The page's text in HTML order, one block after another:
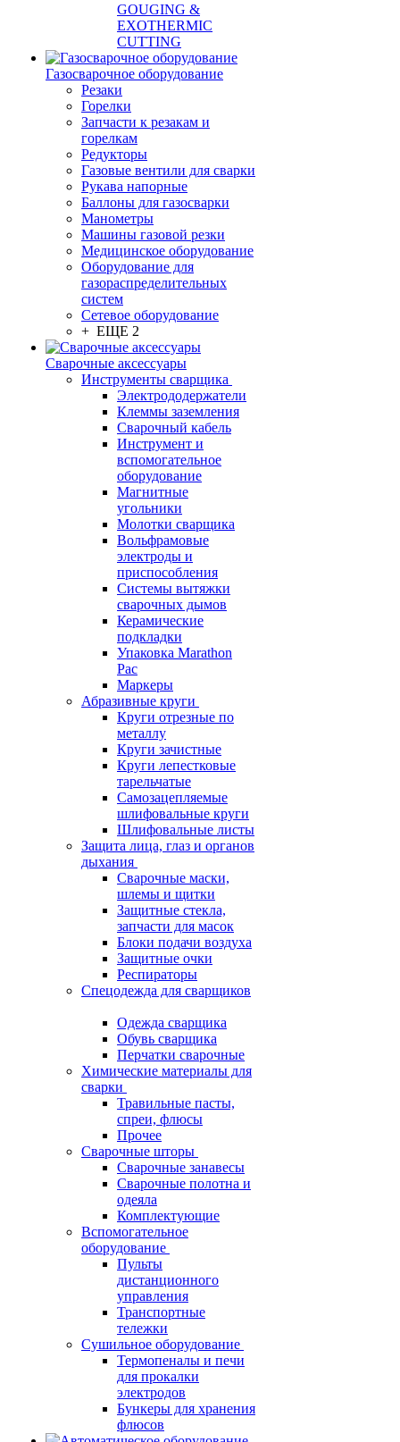
GOUGING &
EXOTHERMIC
CUTTING
Газосварочное оборудование
Резаки
Горелки
Запчасти к резакам и
горелкам
Редукторы
Газовые вентили для сварки
Рукава напорные
Баллоны для газосварки
Манометры
Машины газовой резки
Медицинское оборудование
Оборудование для
газораспределительных
систем
Сетевое оборудование
+ ЕЩЕ 2
Сварочные аксессуары
Инструменты сварщика
Электрододержатели
Клеммы заземления
Сварочный кабель
Инструмент и
вспомогательное
оборудование
Магнитные
угольники
Молотки сварщика
Вольфрамовые
электроды и
приспособления
Системы вытяжки
сварочных дымов
Керамические
подкладки
Упаковка Marathon
Pac
Маркеры
Абразивные круги
Круги отрезные по
металлу
Круги зачистные
Круги лепестковые
тарельчатые
Самозацепляемые
шлифовальные круги
Шлифовальные листы
Защита лица, глаз и органов
дыхания
Сварочные маски,
шлемы и щитки
Защитные стекла,
запчасти для масок
Блоки подачи воздуха
Защитные очки
Респираторы
Спецодежда для сварщиков
Одежда сварщика
Обувь сварщика
Перчатки сварочные
Химические материалы для
сварки
Травильные пасты,
спреи, флюсы
Прочее
Сварочные шторы
Сварочные занавесы
Сварочные полотна и
одеяла
Комплектующие
Вспомогательное
оборудование
Пульты
дистанционного
управления
Транспортные
тележки
Сушильное оборудование
Термопеналы и печи
для прокалки
электродов
Бункеры для хранения
флюсов